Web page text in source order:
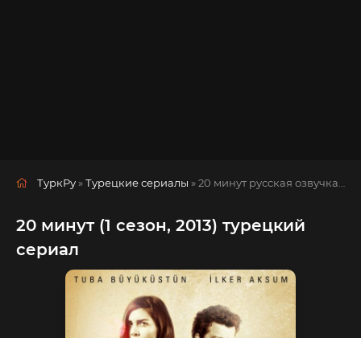
ТуркРу »Турецкие сериалы » 20 минут русская озвучка смотреть полностью онлайн!
20 минут (1 сезон, 2013) турецкий
сериал